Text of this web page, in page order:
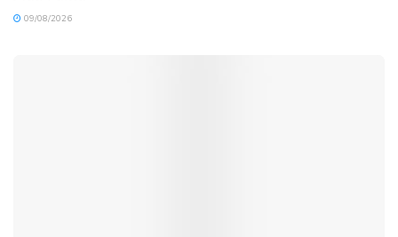
09/08/2026